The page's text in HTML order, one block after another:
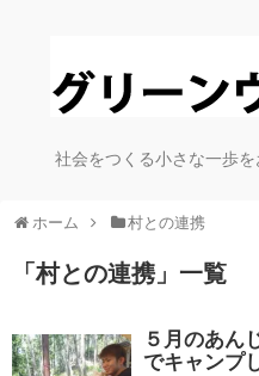
社会をつくる小さな一歩
ホーム 村との連携
「村との連携」 一覧
５月のあん
でキャンプ